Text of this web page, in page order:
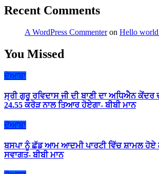
Recent Comments
A WordPress Commenteron Hello
You Missed
ਦੋਆਬਾ
ਸ੍ਰੀ ਗੁਰੂ ਰਵਿਦਾਸ ਜੀ ਦੀ ਬਾਣੀ ਦਾ ਅਧਿਐਨ ਕੇਂਦਰ
24.55 ਕਰੋੜ ਨਾਲ ਤਿਆਰ ਹੋਏਗਾ- ਬੀਬੀ ਮਾਨ
ਦੋਆਬਾ
ਬਸਪਾ ਨੂੰ ਛੱਡ ਆਮ ਆਦਮੀ ਪਾਰਟੀ ਵਿੱਚ ਸ਼ਾਮਲ ਹੋਏ
ਸਵਾਗਤ- ਬੀਬੀ ਮਾਨ